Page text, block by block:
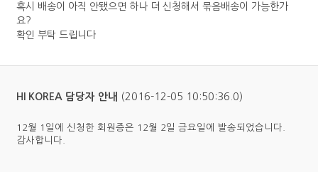
혹시 배송이 아직 안됐으면 하나 더 신청해서 묶음배송이 가능한가
요?
확인 부탁 드립니다
HI KOREA 담당자 안내 (2016-12-05 10:50:36.0)
12월 1일에 신청한 회원증은 12월 2일 금요일에 발송되었습니다.
감사합니다.